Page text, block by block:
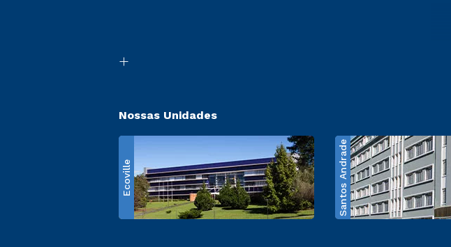
Nossas Unidades
Ecoville Santos Andrade